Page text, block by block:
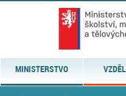
MINISTERSTVO